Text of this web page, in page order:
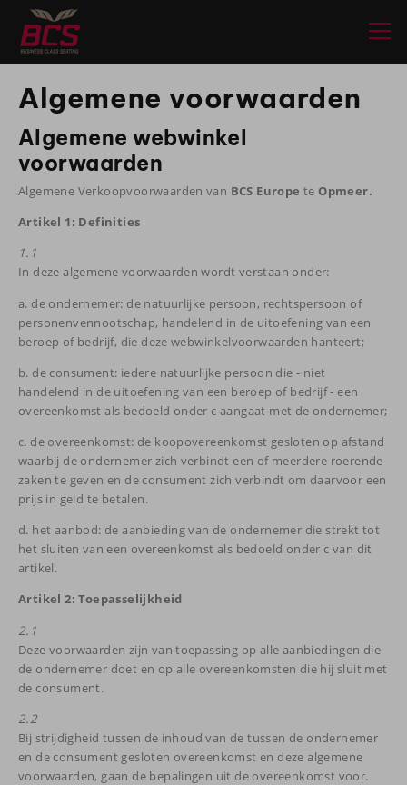
Algemene voorwaarden
Algemene webwinkel
voorwaarden
Algemene Verkoopvoorwaarden van BCS Europe te Opmeer.
Artikel 1: Definities
1.1
In deze algemene voorwaarden wordt verstaan onder:
a. de ondernemer: de natuurlijke persoon, rechtspersoon of
personenvennootschap, handelend in de uitoefening van een
beroep of bedrijf, die deze webwinkelvoorwaarden hanteert;
b. de consument: iedere natuurlijke persoon die - niet
handelend in de uitoefening van een beroep of bedrijf - een
overeenkomst als bedoeld onder c aangaat met de ondernemer;
c. de overeenkomst: de koopovereenkomst gesloten op afstand
waarbij de ondernemer zich verbindt een of meerdere roerende
zaken te geven en de consument zich verbindt om daarvoor een
prijs in geld te betalen.
d. het aanbod: de aanbieding van de ondernemer die strekt tot
het sluiten van een overeenkomst als bedoeld onder c van dit
artikel.
Artikel 2: Toepasselijkheid
2.1
Deze voorwaarden zijn van toepassing op alle aanbiedingen die
de ondernemer doet en op alle overeenkomsten die hij sluit met
de consument.
2.2
Bij strijdigheid tussen de inhoud van de tussen de ondernemer
en de consument gesloten overeenkomst en deze algemene
voorwaarden, gaan de bepalingen uit de overeenkomst voor.